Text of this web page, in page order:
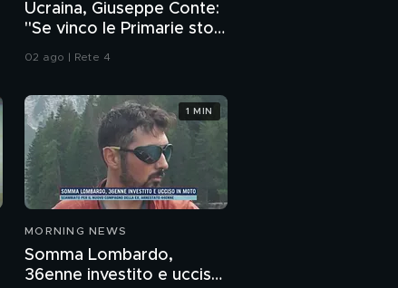
Ucraina, Giuseppe Conte:
"Se vinco le Primarie stop
alle armi"
02 ago | Rete 4
MORNING NEWS
Somma Lombardo,
36enne investito e ucciso
1 MIN